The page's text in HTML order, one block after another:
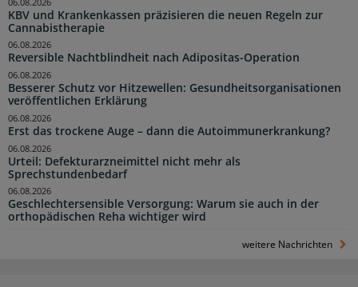
KBV und Krankenkassen präzisieren die neuen Regeln zur
Cannabistherapie
Reversible Nachtblindheit nach Adipositas-Operation
06.08.2026
Besserer Schutz vor Hitzewellen: Gesundheitsorganisationen
veröffentlichen Erklärung
06.08.2026
Erst das trockene Auge – dann die Autoimmunerkrankung?
06.08.2026
Urteil: Defekturarzneimittel nicht mehr als
Sprechstundenbedarf
06.08.2026
Geschlechtersensible Versorgung: Warum sie auch in der
orthopädischen Reha wichtiger wird
06.08.2026
weitere Nachrichten